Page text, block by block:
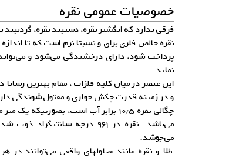
خصوصیات عمومی نقره
فرقی ندارد که انگشتر نقره، دستبند نقره،
نقره خالص فلزی براق و نسبتا نرم است که تا
نماید.
این عنصر در میان کلیه فلزات ، مقام بهترین رسانا
و در زمینه قدرت چکش خواری و مفتول شوندگی
می‌جوشد.
طلا و نقره مانند محلولهای واقعی می‌توانند در